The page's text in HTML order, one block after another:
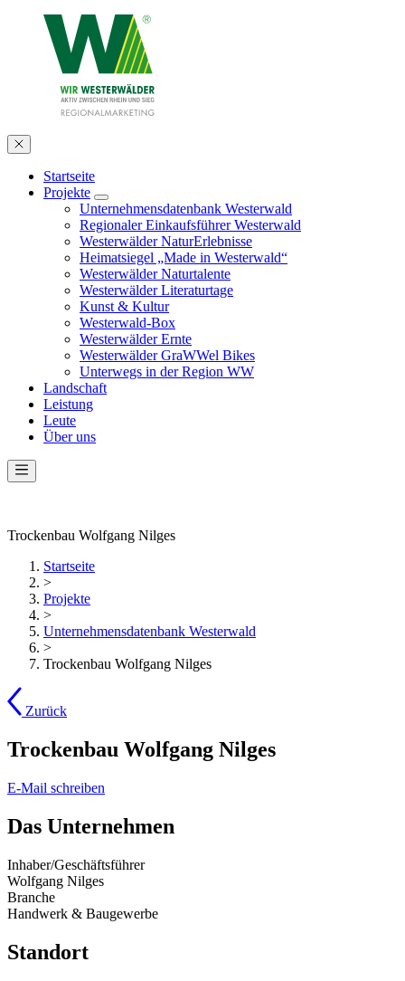
Startseite
Projekte
Unternehmensdatenbank Westerwald
Regionaler Einkaufsführer Westerwald
Westerwälder NaturErlebnisse
Heimatsiegel „Made in Westerwald“
Westerwälder Naturtalente
Westerwälder Literaturtage
Kunst & Kultur
Westerwald-Box
Westerwälder Ernte
Westerwälder GraWWel Bikes
Unterwegs in der Region WW
Landschaft
Leistung
Leute
Über uns
Trockenbau Wolfgang Nilges
Startseite
>
Projekte
>
Unternehmensdatenbank Westerwald
>
Trockenbau Wolfgang Nilges
Zurück
Trockenbau Wolfgang Nilges
E-Mail schreiben
Das Unternehmen
Inhaber/Geschäftsführer
Wolfgang Nilges
Branche
Handwerk & Baugewerbe
Standort